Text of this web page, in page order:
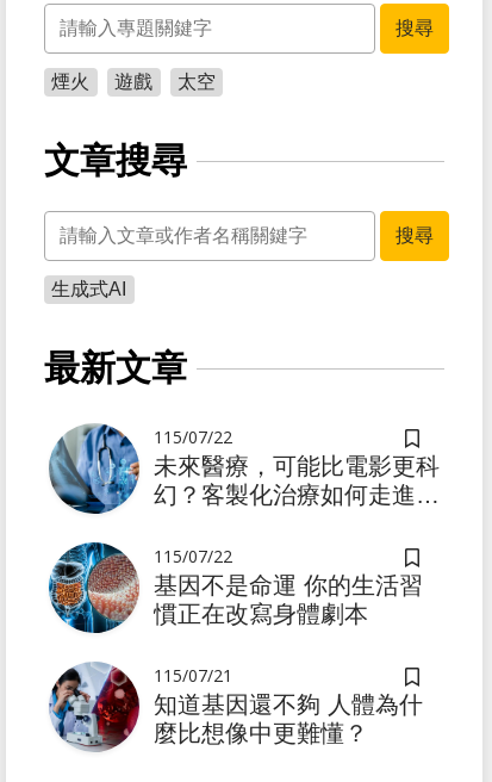
關鍵字
搜尋
煙火 遊戲 太空
文章搜尋
關鍵字
搜尋
生成式AI
最新文章
儲存書籤
115/07/22
未來醫療，可能比電影更科
幻？客製化治療如何走進真
儲存書籤
115/07/22
基因不是命運 你的生活習
慣正在改寫身體劇本
儲存書籤
115/07/21
知道基因還不夠 人體為什
麼比想像中更難懂？